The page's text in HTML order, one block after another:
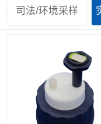
司法/环境采样